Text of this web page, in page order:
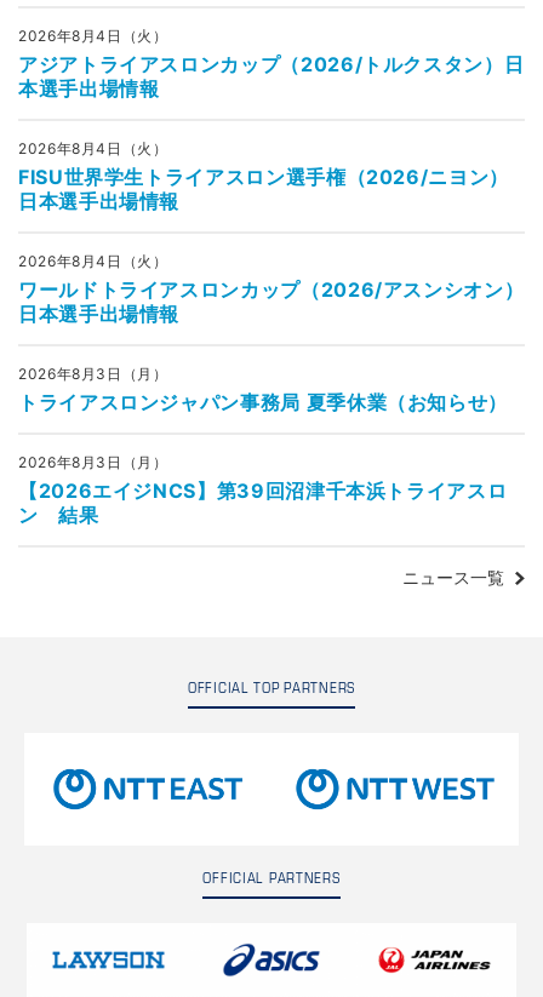
2026年8月4日（火）
アジアトライアスロンカップ（2026/トルクスタン）日
本選手出場情報
2026年8月4日（火）
FISU世界学生トライアスロン選手権（2026/ニヨン）
日本選手出場情報
2026年8月4日（火）
ワールドトライアスロンカップ（2026/アスンシオン）
日本選手出場情報
2026年8月3日（月）
トライアスロンジャパン事務局 夏季休業（お知らせ）
2026年8月3日（月）
【2026エイジNCS】第39回沼津千本浜トライアスロ
ン 結果
ニュース一覧
OFFICIAL TOP PARTNERS
OFFICIAL PARTNERS